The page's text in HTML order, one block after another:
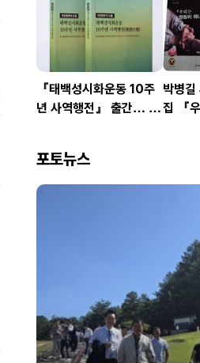
『태백성시화운동 10주
년 사역행전』 출간… 교
박병길
집 『
포토뉴스